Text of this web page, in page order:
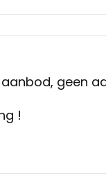
geen
!